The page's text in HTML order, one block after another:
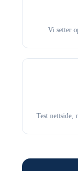
Vi setter
Test nettside,